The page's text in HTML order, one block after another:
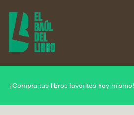
contenido
¡Compra tus libros favoritos hoy mismo!